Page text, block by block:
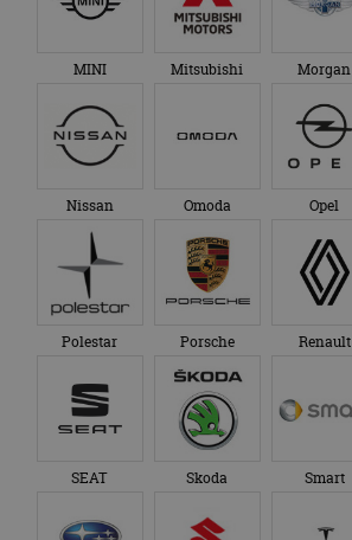
MINI Mitsubishi Morgan
Nissan Omoda Opel
Polestar Porsche Renault
SEAT Skoda Smart